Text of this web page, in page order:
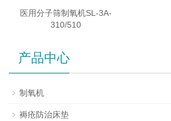
医用分子筛制氧机SL-3A-
310/510
产品中心
制氧机
褥疮防治床垫